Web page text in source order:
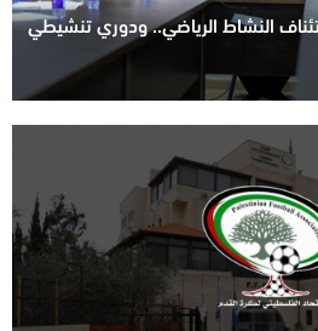
النشاط الرياضي.. ودوري تنشيطي